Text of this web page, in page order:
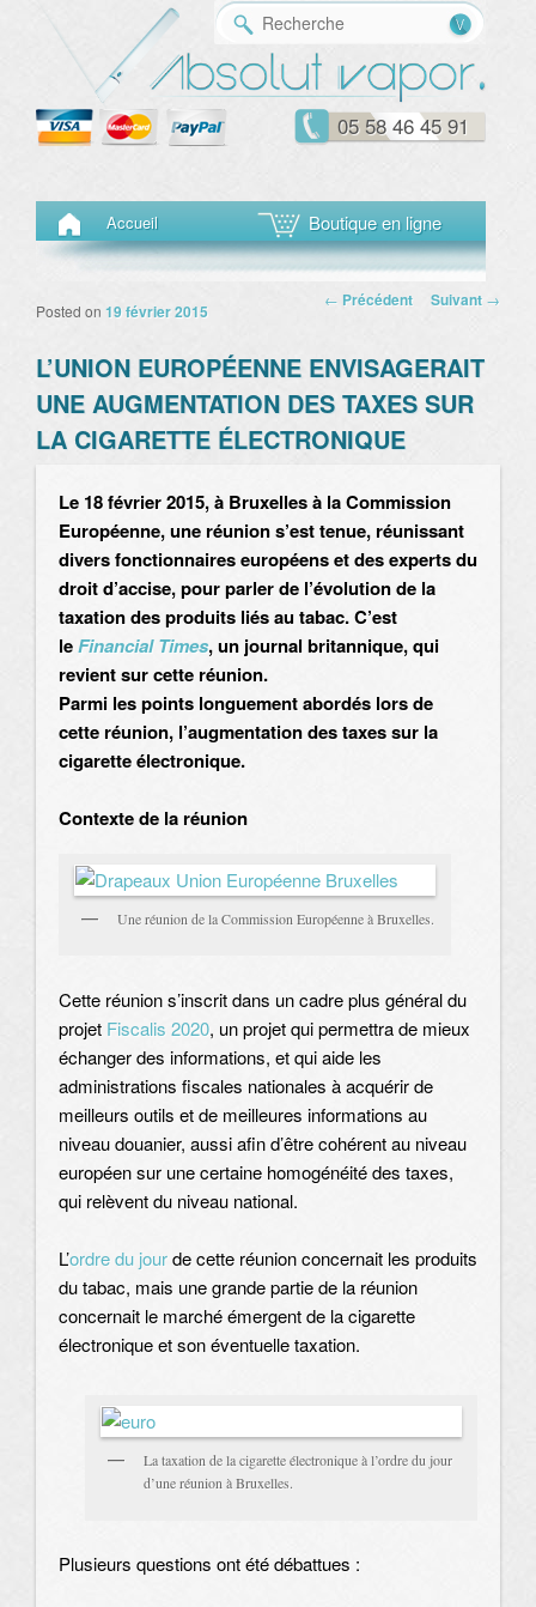
05 58 46 45 91
Menu principal
Aller au contenu principal
Aller au contenu secondaire
Accueil Boutique en ligne
Navigation des
← Précédent Suivant →
L’UNION EUROPÉENNE ENVISAGERAIT
UNE AUGMENTATION DES TAXES SUR
LA CIGARETTE ÉLECTRONIQUE
Posted on 19 février 2015
Le 18 février 2015, à Bruxelles à la Commission
Européenne, une réunion s’est tenue, réunissant
divers fonctionnaires européens et des experts du
droit d’accise, pour parler de l’évolution de la
taxation des produits liés au tabac. C’est
leFinancial Times, un journal britannique, qui
revient sur cette réunion.
Parmi les points longuement abordés lors de
cette réunion, l’augmentation des taxes sur la
cigarette électronique.
Contexte de la réunion
Une réunion de la Commission Européenne à Bruxelles.
Cette réunion s’inscrit dans un cadre plus général du
projet Fiscalis 2020, un projet qui permettra de mieux
échanger des informations, et qui aide les
administrations fiscales nationales à acquérir de
meilleurs outils et de meilleures informations au
niveau douanier, aussi afin d’être cohérent au niveau
européen sur une certaine homogénéité des taxes,
qui relèvent du niveau national.
L’ordre du jourde cette réunion concernait les produits
du tabac, mais une grande partie de la réunion
concernait le marché émergent de la cigarette
électronique et son éventuelle taxation.
La taxation de la cigarette électronique à l’ordre du jour
d’une réunion à Bruxelles.
Plusieurs questions ont été débattues :